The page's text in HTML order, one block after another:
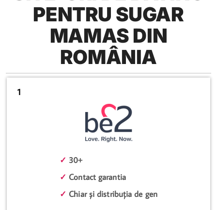
PENTRU SUGAR
MAMAS DIN
ROMÂNIA
1
✓ 30+
✓ Contact garantia
✓ Chiar și distribuția de gen